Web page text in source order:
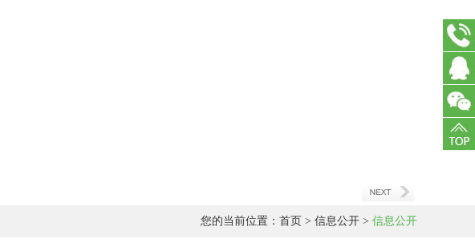
在线
客服
您的当前位置： 首页 > 信息公开 > 信息公开